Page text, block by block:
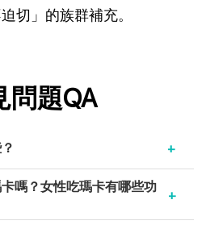
切」的族群補充。
問題QA
嗎？女性吃瑪卡有哪些功